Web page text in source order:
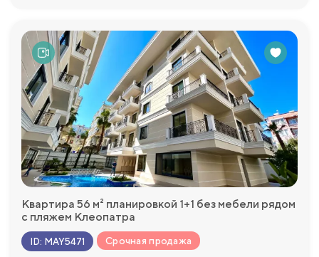
Квартира 56 м² планировкой 1+1 без мебели рядом
с пляжем Клеопатра
ID: MAY5471 Срочная продажа